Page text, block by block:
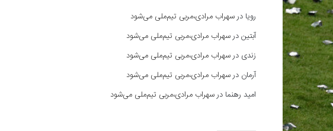
رویا درسهراب مرادی،مربی تیم‌ملی می‌شود
آبتیندرسهراب مرادی،مربی تیم‌ملی می‌شود
زندی درسهراب مرادی،مربی تیم‌ملی می‌شود
آرمان درسهراب مرادی،مربی تیم‌ملی می‌شود
امید رهنما درسهراب مرادی،مربی تیم‌ملی می‌شود